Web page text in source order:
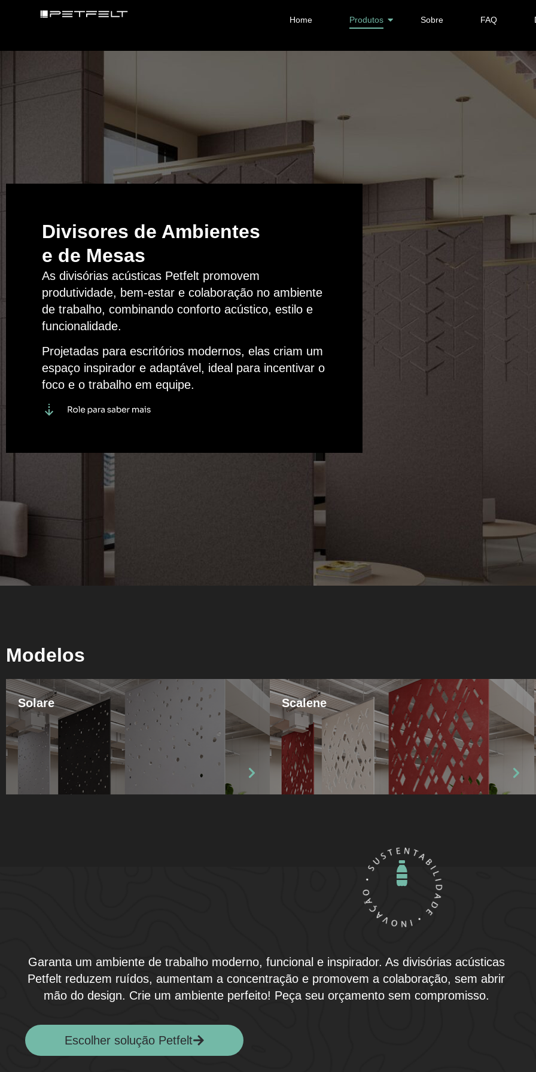
Home Produtos Sobre FAQ
Divisores de Ambientes
e de Mesas
As divisórias acústicas Petfelt promovem
produtividade, bem-estar e colaboração no ambiente
de trabalho, combinando conforto acústico, estilo e
funcionalidade.
Projetadas para escritórios modernos, elas criam um
espaço inspirador e adaptável, ideal para incentivar o
foco e o trabalho em equipe.
Modelos
Solare Scalene
Garanta um ambiente de trabalho moderno, funcional e inspirador. As divisórias acústicas
Petfelt reduzem ruídos, aumentam a concentração e promovem a colaboração, sem abrir
mão do design. Crie um ambiente perfeito! Peça seu orçamento sem compromisso.
Escolher solução Petfelt